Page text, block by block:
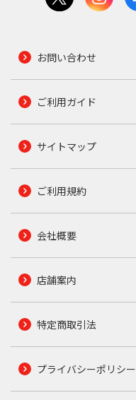
お問い合わせ
ご利用ガイド
サイトマップ
ご利用規約
会社概要
店舗案内
特定商取引法
プライバシーポリシー